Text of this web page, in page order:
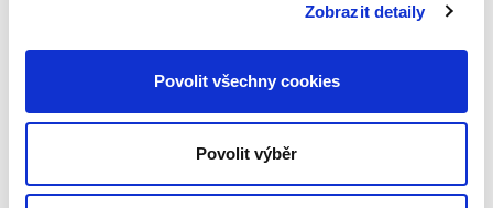
Zobrazit detaily
Povolit všechny cookies
Povolit výběr
3. VYDÁNÍ